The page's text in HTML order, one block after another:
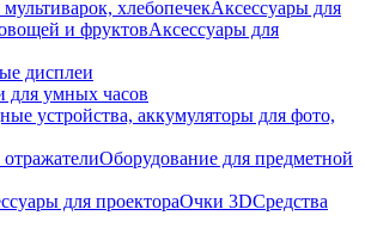
хлебопечекАксессуары для
и фруктовАксессуары для
дисплеи
для умных часов
устройства, аккумуляторы для фото,
Оборудование для предметной
для проектораОчки 3DСредства